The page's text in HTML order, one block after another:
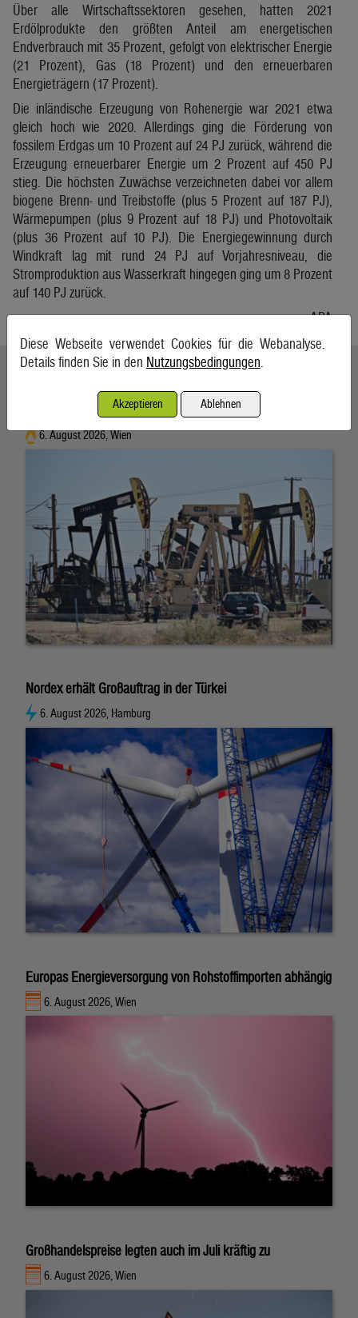
Über alle Wirtschaftssektoren gesehen, hatten 2021
Erdölprodukte den größten Anteil am energetischen
Endverbrauch mit 35 Prozent, gefolgt von elektrischer Energie
(21 Prozent), Gas (18 Prozent) und den erneuerbaren
Energieträgern (17 Prozent).
Die inländische Erzeugung von Rohenergie war 2021 etwa
gleich hoch wie 2020. Allerdings ging die Förderung von
fossilem Erdgas um 10 Prozent auf 24 PJ zurück, während die
Erzeugung erneuerbarer Energie um 2 Prozent auf 450 PJ
stieg. Die höchsten Zuwächse verzeichneten dabei vor allem
biogene Brenn- und Treibstoffe (plus 5 Prozent auf 187 PJ),
Wärmepumpen (plus 9 Prozent auf 18 PJ) und Photovoltaik
(plus 36 Prozent auf 10 PJ). Die Energiegewinnung durch
Windkraft lag mit rund 24 PJ auf Vorjahresniveau, die
Stromproduktion aus Wasserkraft hingegen ging um 8 Prozent
auf 140 PJ zurück.
APA
Ähnliche Artikel weiterlesen
Ölpreise wenig bewegt
6. August 2026, Wien
Nordex erhält Großauftrag in der Türkei
6. August 2026, Hamburg
Europas Energieversorgung von Rohstoffimporten abhängig
6. August 2026, Wien
Großhandelspreise legten auch im Juli kräftig zu
6. August 2026, Wien
Diese Webseite verwendet Cookies für die Webanalyse.
Details finden Sie in den Nutzungsbedingungen.
Akzeptieren Ablehnen